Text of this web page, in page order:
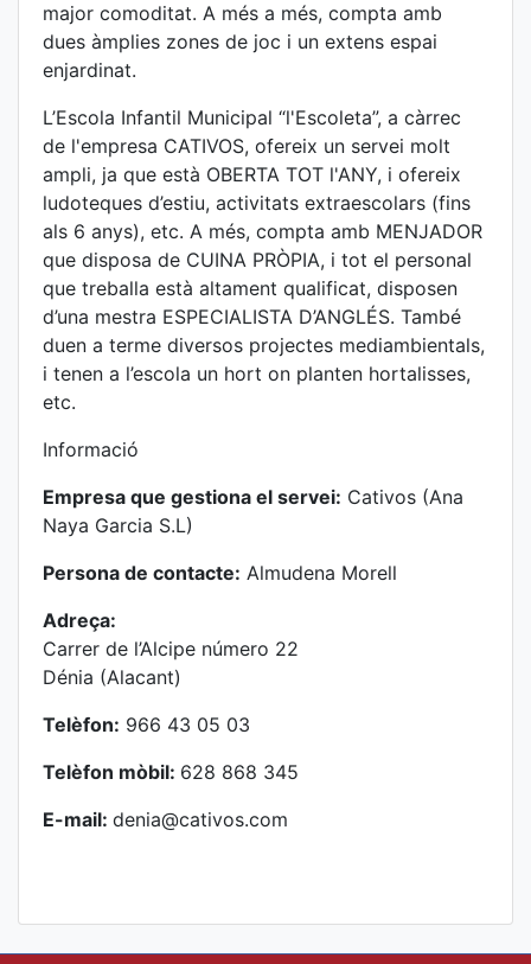
major comoditat. A més a més, compta amb
dues àmplies zones de joc i un extens espai
enjardinat.
L’Escola Infantil Municipal “l'Escoleta”, a càrrec
de l'empresa CATIVOS, ofereix un servei molt
ampli, ja que està OBERTA TOT l'ANY, i ofereix
ludoteques d’estiu, activitats extraescolars (fins
als 6 anys), etc. A més, compta amb MENJADOR
que disposa de CUINA PRÒPIA, i tot el personal
que treballa està altament qualificat, disposen
d’una mestra ESPECIALISTA D’ANGLÉS. També
duen a terme diversos projectes mediambientals,
i tenen a l’escola un hort on planten hortalisses,
etc.
Informació
Empresa que gestiona el servei: Cativos (Ana
Naya Garcia S.L)
Persona de contacte: Almudena Morell
Adreça:
Carrer de l’Alcipe número 22
Dénia (Alacant)
Telèfon: 966 43 05 03
Telèfon mòbil: 628 868 345
E-mail: denia@cativos.com